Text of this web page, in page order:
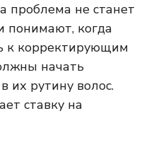
проблема не станет
понимают, когда
к корректирующим
начать
их рутину волос.
ставку на